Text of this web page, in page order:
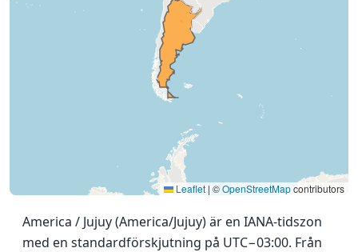
Leaflet | ©OpenStreetMapcontributors
America / Jujuy (America/Jujuy) är en IANA-tidszon
med en standardförskjutning på UTC−03:00. Från